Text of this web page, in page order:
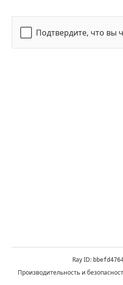
Подтвердите, что вы
Ray ID:
Производительность и